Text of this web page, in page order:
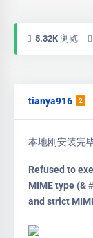
5.32K 浏览
tianya916 2
本地刚安装完
Refused to
MIME type (&
and strict